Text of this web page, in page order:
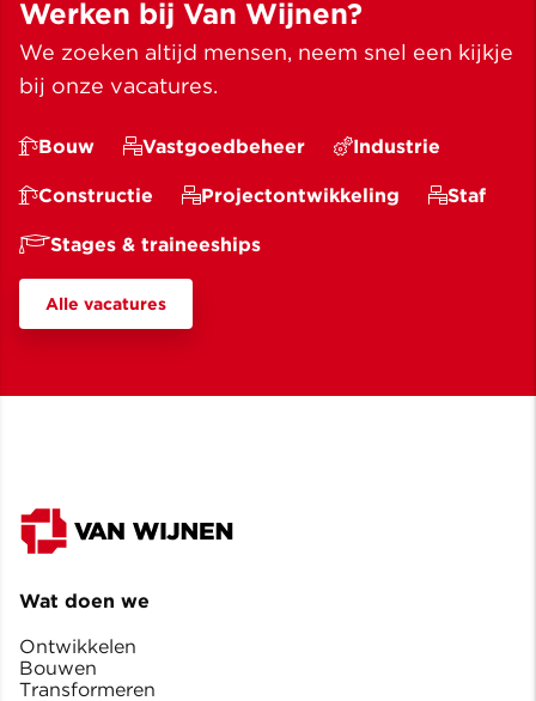
Werken bij Van Wijnen?
We zoeken altijd mensen, neem snel een kijkje
bij onze vacatures.
Bouw Vastgoedbeheer Industrie
Constructie Projectontwikkeling Staf
Stages & traineeships
Alle vacatures
Wat doen we
Ontwikkelen
Bouwen
Transformeren